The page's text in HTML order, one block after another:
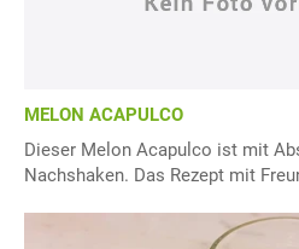
MELON ACAPULCO
Dieser Melon Acapulco ist mit
Nachshaken. Das Rezept mit